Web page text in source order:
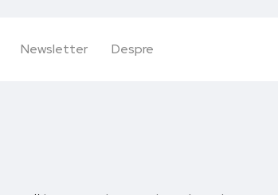
Newsletter Despre